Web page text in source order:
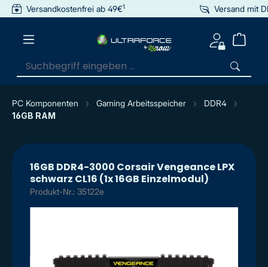
springen
Versandkostenfrei ab 49€1 Versand mit
PC Komponenten Gaming Arbeitsspeicher
DDR4
16GB RAM
16GB DDR4-3000 Corsair Vengeance LPX
schwarz CL16 (1x 16GB Einzelmodul)
Produkt-Nr.: 35122e